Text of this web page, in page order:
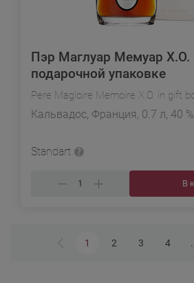
Пэр Маглуар Мемуар X.O.
подарочной упаковке
Pere Magloire Memoire X.O. in gift
Кальвадос, Франция, 0.7 л, 40 %
Standart
В
1 2 3 4